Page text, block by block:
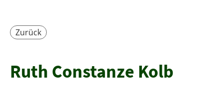
Zurück
Ruth Constanze Kolb